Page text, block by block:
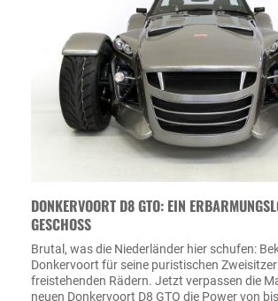
DONKERVOORT D8 GTO: EIN
GESCHOSS
Brutal, was die Niederländer hier schufen:
Donkervoort für seine puristischen
freistehenden Rädern. Jetzt verpassen die
neuen Donkervoort D8 GTO die Power von